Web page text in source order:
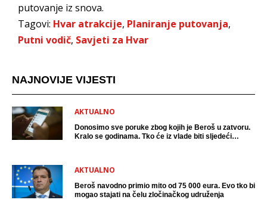
putovanje iz snova.
Tagovi: Hvar atrakcije, Planiranje putovanja,
Putni vodič, Savjeti za Hvar
NAJNOVIJE VIJESTI
AKTUALNO
Donosimo sve poruke zbog kojih je Beroš u zatvoru.
Kralo se godinama. Tko će iz vlade biti sljedeći
AKTUALNO
Beroš navodno primio mito od 75 000 eura. Evo tko bi
mogao stajati na čelu zločinačkog udruženja